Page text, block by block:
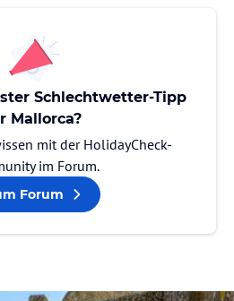
Schlechtwetter-Tipp
Mallorca?
mit der HolidayCheck-
im Forum.
Forum